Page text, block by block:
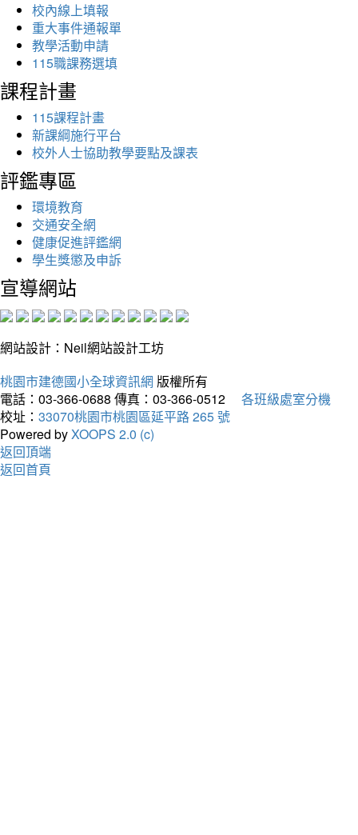
校內線上填報
重大事件通報單
教學活動申請
115職課務選填
課程計畫
115課程計畫
新課綱施行平台
校外人士協助教學要點及課表
評鑑專區
環境教育
交通安全網
健康促進評鑑網
學生獎懲及申訴
宣導網站
網站設計：Neil網站設計工坊
桃園市建德國小全球資訊網 版權所有
電話：03-366-0688 傳真：03-366-0512
各班級處室分機
校址： 33070桃園市桃園區延平路 265 號
Powered byXOOPS 2.0 (c)
返回頂端
返回首頁